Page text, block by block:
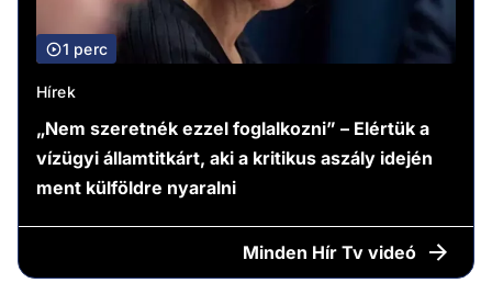
1 perc
Hírek
„Nem szeretnék ezzel foglalkozni” – Elértük a
vízügyi államtitkárt, aki a kritikus aszály idején
ment külföldre nyaralni
Minden Hír Tv videó